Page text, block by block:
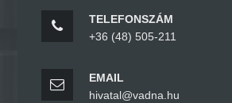
TELEFONSZÁM
+36 (48) 505-211
EMAIL
hivatal@vadna.hu